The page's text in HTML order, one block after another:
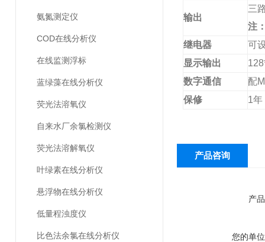
氨氮测定仪
COD在线分析仪
在线监测浮标
蓝绿藻在线分析仪
荧光法溶氧仪
自来水厂余氯检测仪
荧光法溶解氧仪
叶绿素在线分析仪
悬浮物在线分析仪
低量程浊度仪
比色法余氯在线分析仪
输出
三
注
继电器
可
显示输出
数字通信
配
保修
1年
产品咨询
产
您的单